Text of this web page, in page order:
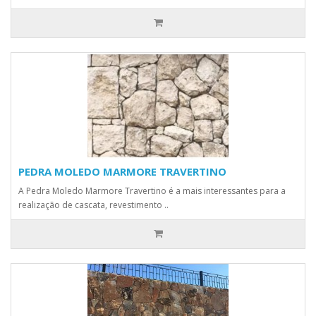
PEDRA MOLEDO MARMORE TRAVERTINO
A Pedra Moledo Marmore Travertino é a mais interessantes para a
realização de cascata, revestimento ..